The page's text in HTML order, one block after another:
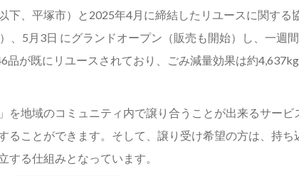
、平塚市）と2025年4月に締結したリユースに関する
、5月3日 にグランドオープン（販売も開始）し、一週
が既にリユースされており、ごみ減量効果は約
地域のコミュニティ内で譲り合うことが出来るサー
ことができます。そして、譲り受け希望の方は、持
る仕組みとなっています。